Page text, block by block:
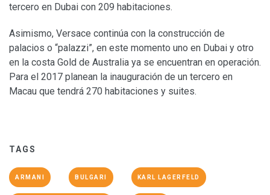
tercero en Dubai con 209 habitaciones.
Asimismo, Versace continúa con la construcción de
palacios o “palazzi”, en este momento uno en Dubai y otro
en la costa Gold de Australia ya se encuentran en operación.
Para el 2017 planean la inauguración de un tercero en
Macau que tendrá 270 habitaciones y suites.
TAGS
ARMANI BULGARI KARL LAGERFELD